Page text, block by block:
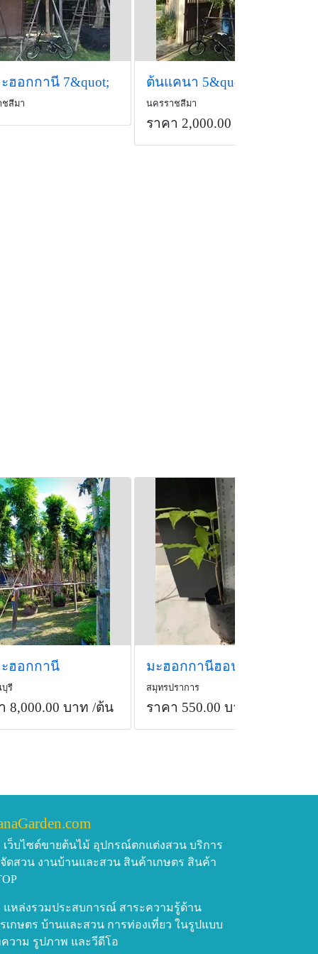
ฮอกกานี 7&quot;
ชสีมา
ต้นแคนา 5&quot;
นครราชสีมา
ราคา 2,000.00 บาท
ฮอกกานี
บุรี
8,000.00 บาท /ต้น
สมุทรปราการ
ราคา 550.00 บาท
เว็บไซต์ขายต้นไม้ อุปกรณ์ตกแต่งสวน บริการ
ดสวน งานบ้านและสวน สินค้าเกษตร สินค้า
แหล่งรวมประสบการณ์ สาระความรู้ด้าน
เกษตร บ้านและสวน การท่องเที่ยว ในรูปแบบ
วาม รูปภาพ และวีดีโอ